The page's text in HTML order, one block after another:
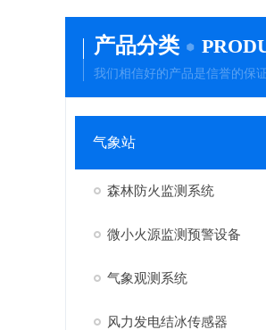
产品分类
我们相信好的产品是信誉的保证
气象站
森林防火监测系统
微小火源监测预警设备
气象观测系统
风力发电结冰传感器